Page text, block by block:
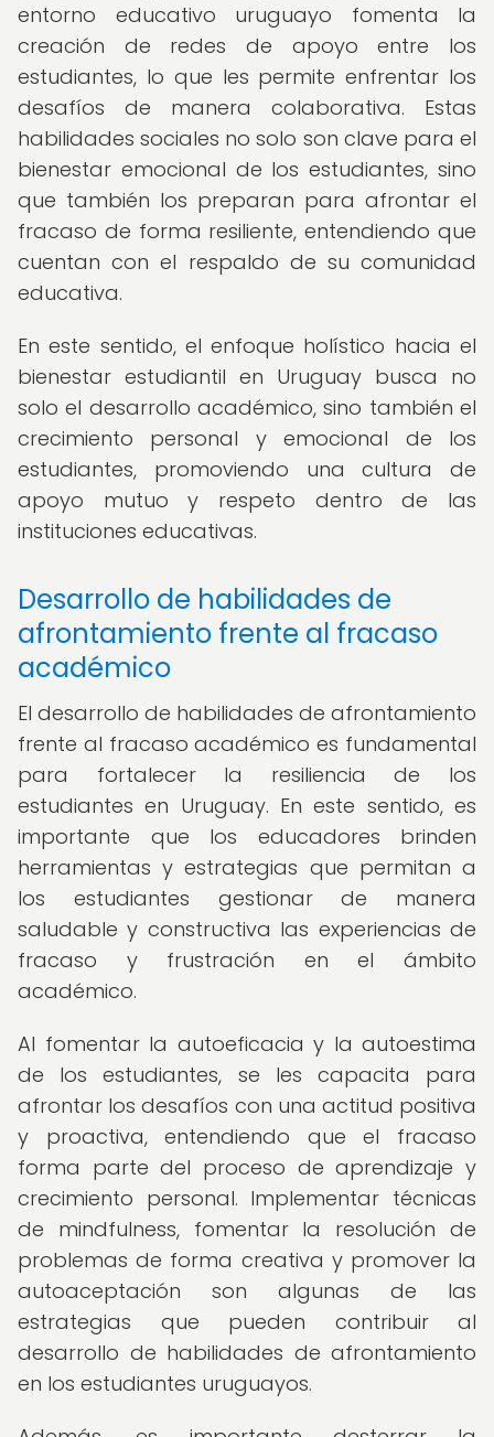
entorno educativo uruguayo fomenta la
creación de redes de apoyo entre los
estudiantes, lo que les permite enfrentar los
desafíos de manera colaborativa. Estas
habilidades sociales no solo son clave para el
bienestar emocional de los estudiantes, sino
que también los preparan para afrontar el
fracaso de forma resiliente, entendiendo que
cuentan con el respaldo de su comunidad
educativa.
En este sentido, el enfoque holístico hacia el
bienestar estudiantil en Uruguay busca no
solo el desarrollo académico, sino también el
crecimiento personal y emocional de los
estudiantes, promoviendo una cultura de
apoyo mutuo y respeto dentro de las
instituciones educativas.
Desarrollo de habilidades de
afrontamiento frente al fracaso
académico
El desarrollo de habilidades de afrontamiento
frente al fracaso académico es fundamental
para fortalecer la resiliencia de los
estudiantes en Uruguay. En este sentido, es
importante que los educadores brinden
herramientas y estrategias que permitan a
los estudiantes gestionar de manera
saludable y constructiva las experiencias de
fracaso y frustración en el ámbito
académico.
Al fomentar la autoeficacia y la autoestima
de los estudiantes, se les capacita para
afrontar los desafíos con una actitud positiva
y proactiva, entendiendo que el fracaso
forma parte del proceso de aprendizaje y
crecimiento personal. Implementar técnicas
de mindfulness, fomentar la resolución de
problemas de forma creativa y promover la
autoaceptación son algunas de las
estrategias que pueden contribuir al
desarrollo de habilidades de afrontamiento
en los estudiantes uruguayos.